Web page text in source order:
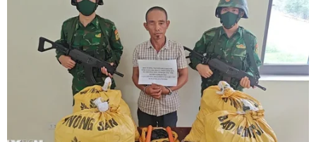
Bộ Y tế: Đề xuất quỹ Bảo hiểm y tế
thanh toán chi phí khám chữa bệnh y
học gia đình
03/08/2026 07:04
Siết giám định, kiểm soát chặt chi